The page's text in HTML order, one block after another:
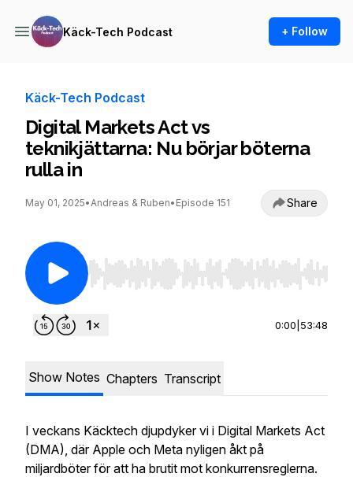
Käck-Tech Podcast + Follow
Käck-Tech Podcast
Digital Markets Act vs
teknikjättarna: Nu börjar böterna
rulla in
May 01, 2025•Andreas & Ruben• Episode 151 Share
Use Left/Right to seek, Home/End to jump to
0:00 53:48
Show Notes Chapters Transcript
I veckans Käcktech djupdyker vi i Digital Markets Act
(DMA), där Apple och Meta nyligen åkt på
miljardböter för att ha brutit mot konkurrensreglerna.